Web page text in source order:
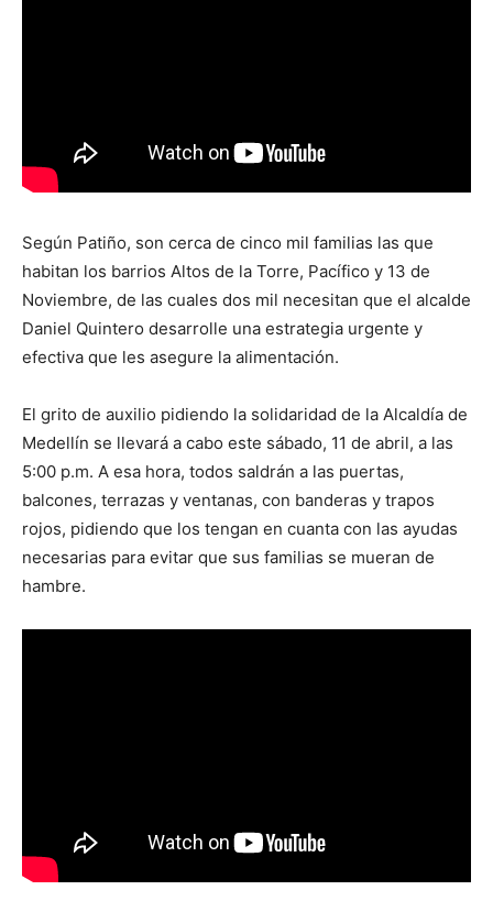
Según Patiño, son cerca de cinco mil familias las que
habitan los barrios Altos de la Torre, Pacífico y 13 de
Noviembre, de las cuales dos mil necesitan que el alcalde
Daniel Quintero desarrolle una estrategia urgente y
efectiva que les asegure la alimentación.
El grito de auxilio pidiendo la solidaridad de la Alcaldía de
Medellín se llevará a cabo este sábado, 11 de abril, a las
5:00 p.m. A esa hora, todos saldrán a las puertas,
balcones, terrazas y ventanas, con banderas y trapos
rojos, pidiendo que los tengan en cuanta con las ayudas
necesarias para evitar que sus familias se mueran de
hambre.